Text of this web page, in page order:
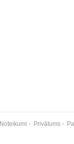
Noteikumi Privātums